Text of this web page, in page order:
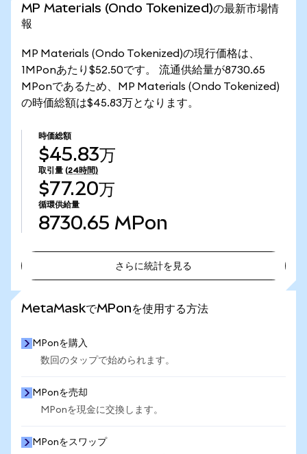
MP Materials (Ondo Tokenized)の最新市場情
報
MP Materials (Ondo Tokenized)の現行価格は、
1MPonあたり$52.50です。 流通供給量が8730.65
MPonであるため、MP Materials (Ondo Tokenized)
の時価総額は$45.83万となります。
時価総額
$45.83万
取引量 (24時間)
$77.20万
循環供給量
8730.65 MPon
さらに統計を見る
MetaMaskでMPonを使用する方法
MPonを購入
数回のタップで始められます。
MPonを売却
MPonを現金に交換します。
MPonをスワップ